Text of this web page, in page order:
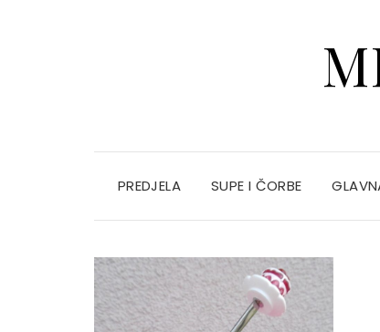
PREDJELA SUPE I ČORBE